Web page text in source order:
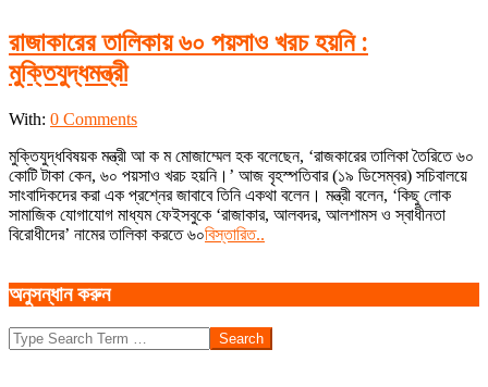
রাজাকারের তালিকায় ৬০ পয়সাও খরচ হয়নি :
মুক্তিযুদ্ধমন্ত্রী
2019-
20
With: 0 Comments
মুক্তিযুদ্ধবিষয়ক মন্ত্রী আ ক ম মোজাম্মেল হক বলেছেন, ‘রাজকারের তালিকা তৈরিতে ৬০
কোটি টাকা কেন, ৬০ পয়সাও খরচ হয়নি।’ আজ বৃহস্পতিবার (১৯ ডিসেম্বর) সচিবালয়ে
সাংবাদিকদের করা এক প্রশ্নের জাবাবে তিনি একথা বলেন। মন্ত্রী বলেন, ‘কিছু লোক
সামাজিক যোগাযোগ মাধ্যম ফেইসবুকে ‘রাজাকার, আলবদর, আলশামস ও স্বাধীনতা
বিরোধীদের’ নামের তালিকা করতে ৬০বিস্তারিত..
অনুসন্ধান করুন
Search